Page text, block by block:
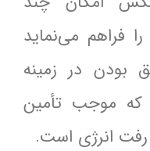
فراهم می‌نماید
بودن در زمینه
موجب تأمین
انرژی است.